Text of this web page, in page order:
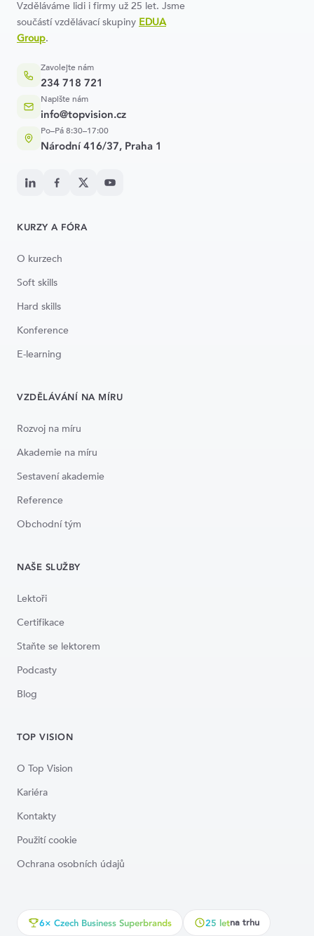
Vzděláváme lidi i firmy už 25 let. Jsme
součástí vzdělávací skupiny EDUA
Group.
Zavolejte nám
234 718 721
Napište nám
info@topvision.cz
Po–Pá 8:30–17:00
Národní 416/37, Praha 1
KURZY A FÓRA
O kurzech
Soft skills
Hard skills
Konference
E-learning
VZDĚLÁVÁNÍ NA MÍRU
Rozvoj na míru
Akademie na míru
Sestavení akademie
Reference
Obchodní tým
NAŠE SLUŽBY
Lektoři
Certifikace
Staňte se lektorem
Podcasty
Blog
TOP VISION
O Top Vision
Kariéra
Kontakty
Použití cookie
Ochrana osobních údajů
6× Czech Business Superbrands 25 letna trhu